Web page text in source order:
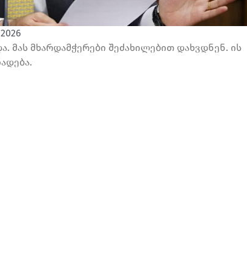
მას მხარდამჭერები შეძახილებით დახვდნენ. ის